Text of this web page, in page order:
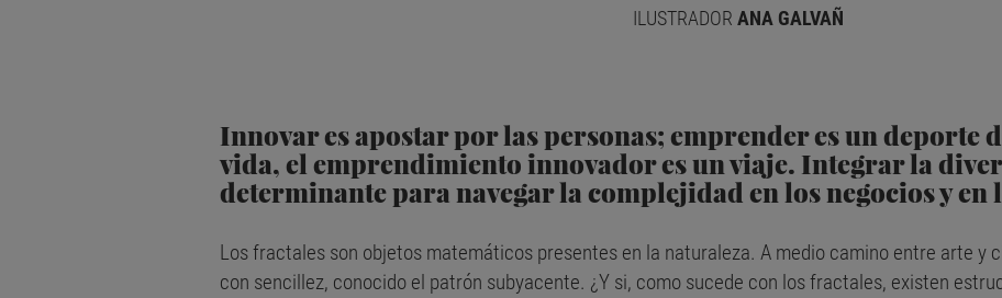
ILUSTRADOR ANA GALVAÑ
Innovar es apostar por las personas; emprender es un deporte
vida, el emprendimiento innovador es un viaje. Integrar la
determinante para navegar la complejidad en los negocios y en
Los fractales son objetos matemáticos presentes en la naturaleza. A medio camino entre arte y
con sencillez, conocido el patrón subyacente. ¿Y si, como sucede con los fractales, existen